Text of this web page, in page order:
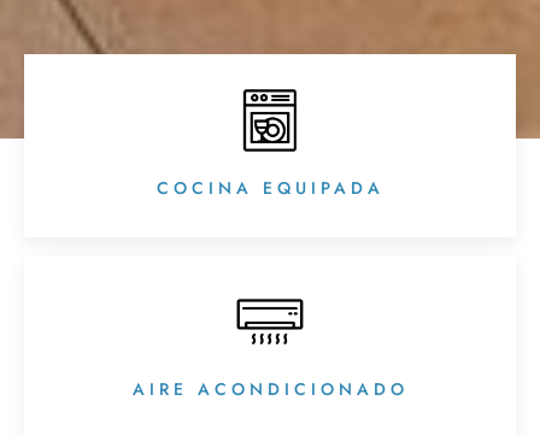
COCINA EQUIPADA
AIRE ACONDICIONADO